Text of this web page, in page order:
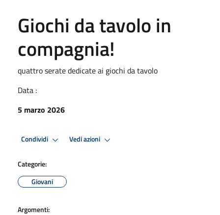
Giochi da tavolo in
compagnia!
quattro serate dedicate ai giochi da tavolo
Data :
5 marzo 2026
Condividi Vedi azioni
Categorie:
Giovani
Argomenti: